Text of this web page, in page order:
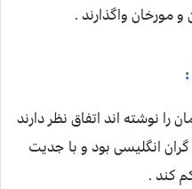
و مورخان واگذارند .
نوشته اند اتفاق نظر دارند
انگلیسی بود و با جدیت
کند .